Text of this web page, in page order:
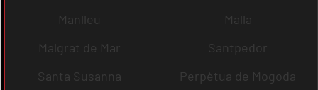
Manlleu
Malla
Malgrat de Mar
Santpedor
Santa Susanna
Perpètua de Mogoda